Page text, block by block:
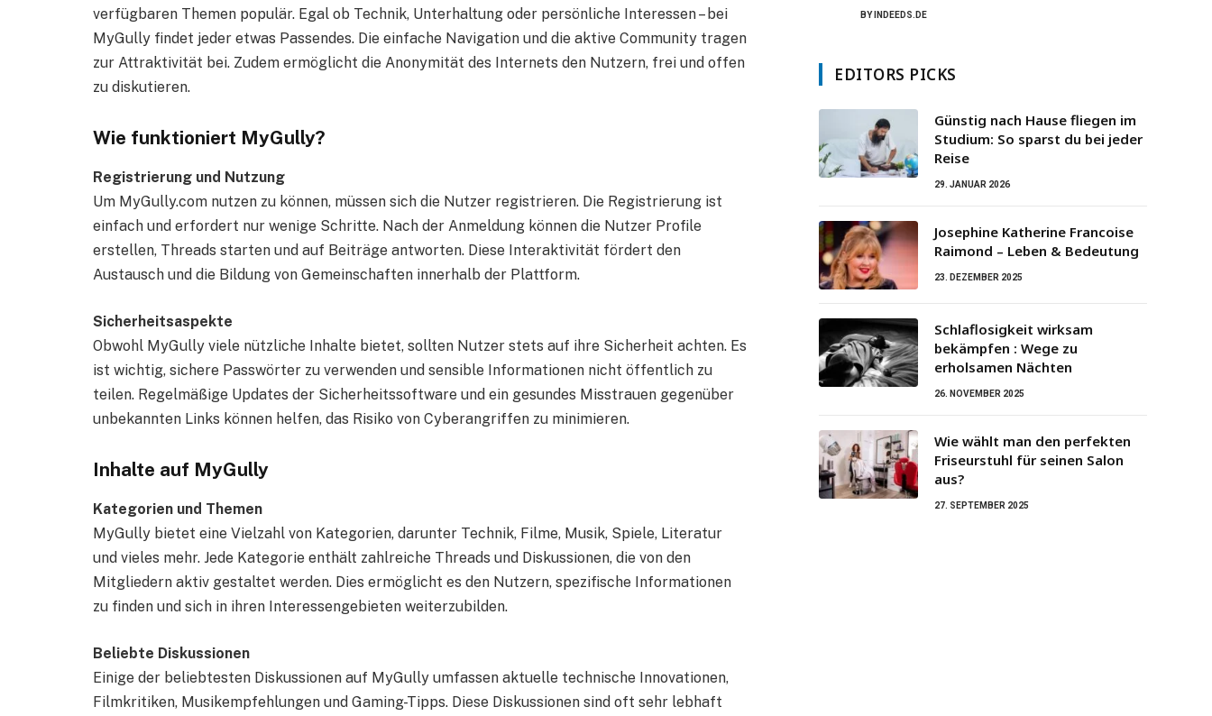
verfügbaren Themen populär. Egal ob Technik, Unterhaltung oder persönliche Interessen – bei
MyGully findet jeder etwas Passendes. Die einfache Navigation und die aktive Community tragen
zur Attraktivität bei. Zudem ermöglicht die Anonymität des Internets den Nutzern, frei und offen
zu diskutieren.
Wie funktioniert MyGully?
Registrierung und Nutzung
Um MyGully.com nutzen zu können, müssen sich die Nutzer registrieren. Die Registrierung ist
einfach und erfordert nur wenige Schritte. Nach der Anmeldung können die Nutzer Profile
erstellen, Threads starten und auf Beiträge antworten. Diese Interaktivität fördert den
Austausch und die Bildung von Gemeinschaften innerhalb der Plattform.
Sicherheitsaspekte
Obwohl MyGully viele nützliche Inhalte bietet, sollten Nutzer stets auf ihre Sicherheit achten. Es
ist wichtig, sichere Passwörter zu verwenden und sensible Informationen nicht öffentlich zu
teilen. Regelmäßige Updates der Sicherheitssoftware und ein gesundes Misstrauen gegenüber
unbekannten Links können helfen, das Risiko von Cyberangriffen zu minimieren.
Inhalte auf MyGully
Kategorien und Themen
MyGully bietet eine Vielzahl von Kategorien, darunter Technik, Filme, Musik, Spiele, Literatur
und vieles mehr. Jede Kategorie enthält zahlreiche Threads und Diskussionen, die von den
Mitgliedern aktiv gestaltet werden. Dies ermöglicht es den Nutzern, spezifische Informationen
zu finden und sich in ihren Interessengebieten weiterzubilden.
Beliebte Diskussionen
Einige der beliebtesten Diskussionen auf MyGully umfassen aktuelle technische Innovationen,
Filmkritiken, Musikempfehlungen und Gaming-Tipps. Diese Diskussionen sind oft sehr lebhaft
BY INDEEDS.DE
EDITORS PICKS
Günstig nach Hause fliegen im
Studium: So sparst du bei jeder
Reise
29. JANUAR 2026
Josephine Katherine Francoise
Raimond – Leben & Bedeutung
23. DEZEMBER 2025
Schlaflosigkeit wirksam
bekämpfen : Wege zu
erholsamen Nächten
26. NOVEMBER 2025
Wie wählt man den perfekten
Friseurstuhl für seinen Salon
aus?
27. SEPTEMBER 2025